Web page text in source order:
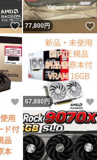
いいね！
77,800円
いいね！
67,880 円